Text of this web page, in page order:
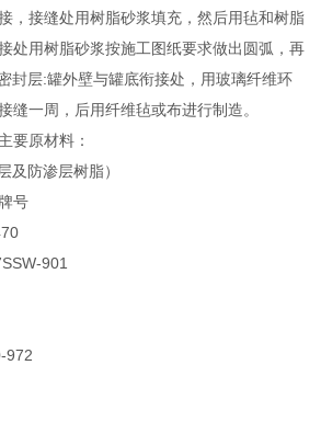
，接缝处用树脂砂浆填充，然后用毡和树脂
处用树脂砂浆按施工图纸要求做出圆弧，再
封层:罐外壁与罐底衔接处，用玻璃纤维环
缝一周，后用纤维毡或布进行制造。
主要原材料：
及防渗层树脂）
号
901
972